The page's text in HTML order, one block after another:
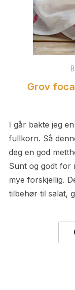
Grov
I går bakte jeg
fullkorn. Så
deg en god
Sunt og godt for
mye forskjellig.
tilbehør til salat,